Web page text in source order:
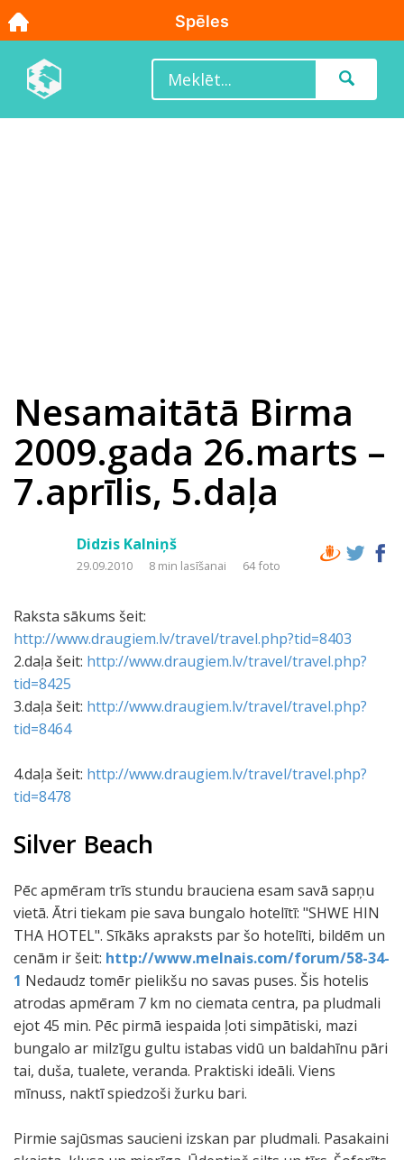
Nesamaitātā Birma
2009.gada 26.marts –
7.aprīlis, 5.daļa
Didzis Kalniņš
29.09.2010 8 min lasīšanai 64 foto
Raksta sākums šeit:
http://www.draugiem.lv/travel/travel.php?tid=8403
2.daļa šeit: http://www.draugiem.lv/travel/travel.php?
tid=8425
3.daļa šeit: http://www.draugiem.lv/travel/travel.php?
tid=8464
4.daļa šeit: http://www.draugiem.lv/travel/travel.php?
tid=8478
Silver Beach
Pēc apmēram trīs stundu brauciena esam savā sapņu
vietā. Ātri tiekam pie sava bungalo hotelītī: "SHWE HIN
THA HOTEL". Sīkāks apraksts par šo hotelīti, bildēm un
cenām ir šeit: http://www.melnais.com/forum/58-34-
1 Nedaudz tomēr pielikšu no savas puses. Šis hotelis
atrodas apmēram 7 km no ciemata centra, pa pludmali
ejot 45 min. Pēc pirmā iespaida ļoti simpātiski, mazi
bungalo ar milzīgu gultu istabas vidū un baldahīnu pāri
tai, duša, tualete, veranda. Praktiski ideāli. Viens
mīnuss, naktī spiedzoši žurku bari.
Pirmie sajūsmas saucieni izskan par pludmali. Pasakaini